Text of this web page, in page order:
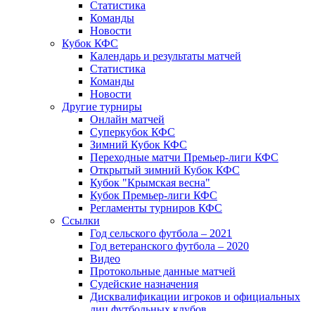
Статистика
Команды
Новости
Кубок КФС
Календарь и результаты матчей
Статистика
Команды
Новости
Другие турниры
Онлайн матчей
Суперкубок КФС
Зимний Кубок КФС
Переходные матчи Премьер-лиги КФС
Открытый зимний Кубок КФС
Кубок "Крымская весна"
Кубок Премьер-лиги КФС
Регламенты турниров КФС
Ссылки
Год сельского футбола – 2021
Год ветеранского футбола – 2020
Видео
Протокольные данные матчей
Судейские назначения
Дисквалификации игроков и официальных